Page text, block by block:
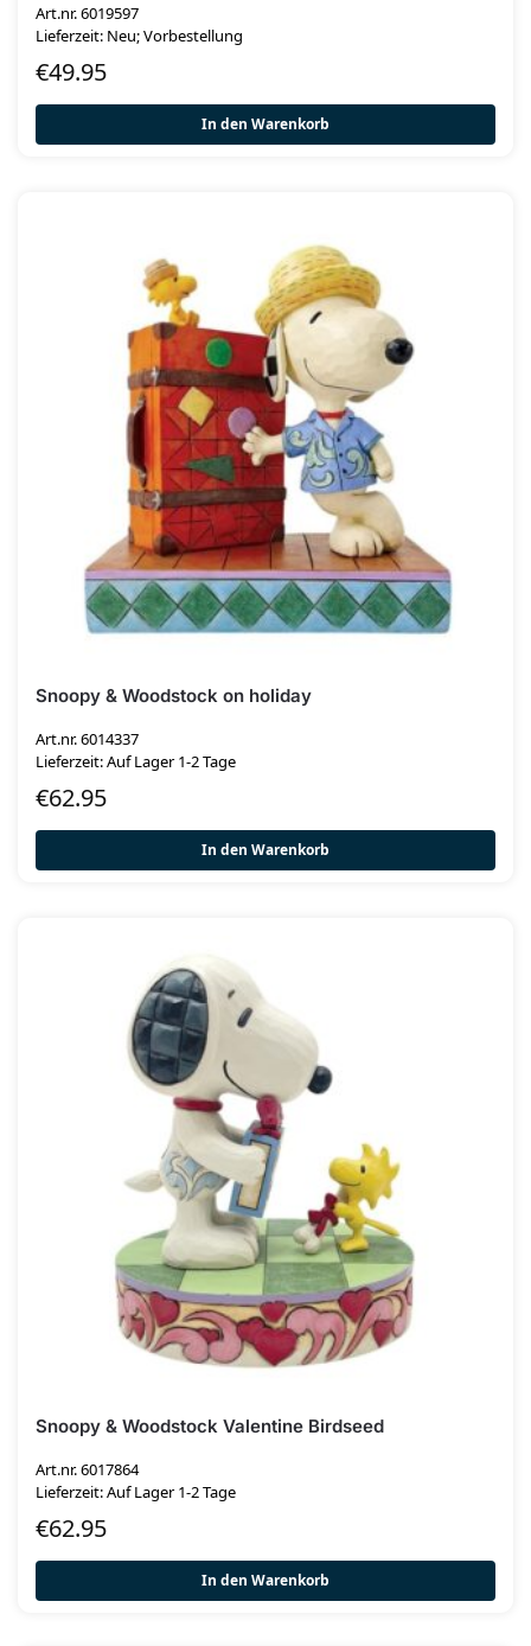
Art.nr. 6019597
Lieferzeit: Neu; Vorbestellung
€49.95
In den Warenkorb
Snoopy & Woodstock on holiday
Art.nr. 6014337
Lieferzeit: Auf Lager 1-2 Tage
€62.95
In den Warenkorb
Snoopy & Woodstock Valentine Birdseed
Art.nr. 6017864
Lieferzeit: Auf Lager 1-2 Tage
€62.95
In den Warenkorb